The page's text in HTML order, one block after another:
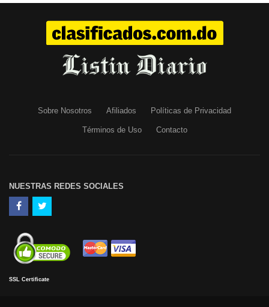
Sobre Nosotros Afiliados Políticas de Privacidad
Términos de Uso Contacto
NUESTRAS REDES SOCIALES
SSL Certificate